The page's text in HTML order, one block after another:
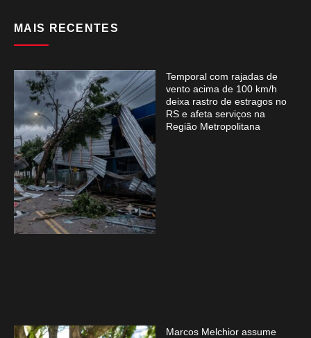
MAIS RECENTES
Temporal com rajadas de
vento acima de 100 km/h
deixa rastro de estragos no
RS e afeta serviços na
Região Metropolitana
Marcos Melchior assume